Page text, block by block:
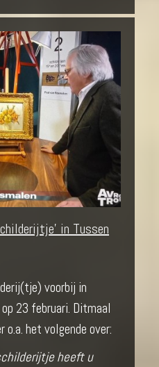
in Tussen
voorbij in
23 februari. Ditmaal
o.a. het volgende over:
heeft u